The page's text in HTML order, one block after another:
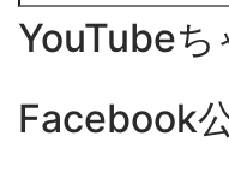
索:
YouTubeち
Facebook